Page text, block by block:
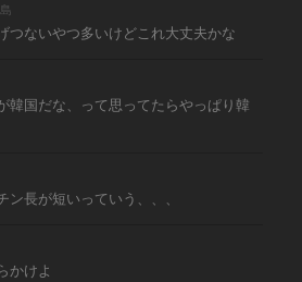
つないやつ多いけどこれ大丈夫かな
韓国だな、って思ってたらやっぱり韓
ン長が短いっていう、、、
かけよ